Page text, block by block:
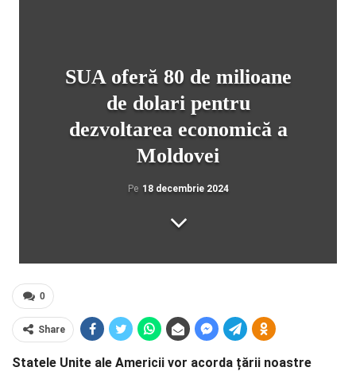
SUA oferă 80 de milioane
de dolari pentru
dezvoltarea economică a
Moldovei
Pe 18 decembrie 2024
0
Share
Statele Unite ale Americii vor acorda țării noastre